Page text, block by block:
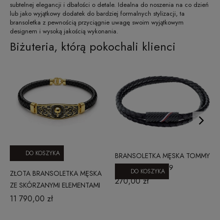
subtelnej elegancji i dbałości o detale. Idealna do noszenia na co dzień
lub jako wyjątkowy dodatek do bardziej formalnych stylizacji, ta
bransoletka z pewnością przyciągnie uwagę swoim wyjątkowym
designem i wysoką jakością wykonania.
Biżuteria, którą pokochali klienci
ZŁOTA BRANSOLETKA MĘSKA
ZE SKÓRZANYMI ELEMENTAMI
20230619003
11 790,00 zł
DO KOSZYKA
BRANSOLETKA MĘSKA TOMMY
HILFIGER 2790469
270,00 zł
DO KOSZYKA